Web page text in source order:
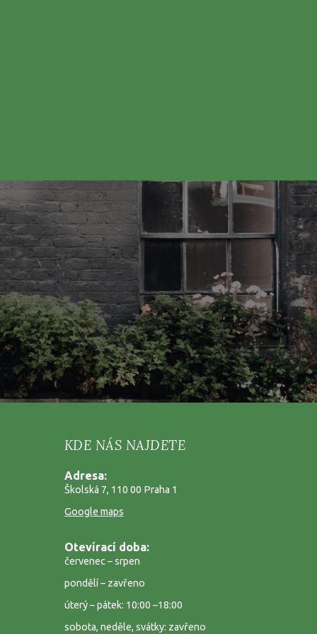
KDE NÁS NAJDETE
Adresa:
Školská 7, 110 00 Praha 1
Google maps
Otevírací doba:
červenec – srpen
pondělí – zavřeno
úterý – pátek: 10:00 –18:00
sobota, neděle, svátky: zavřeno